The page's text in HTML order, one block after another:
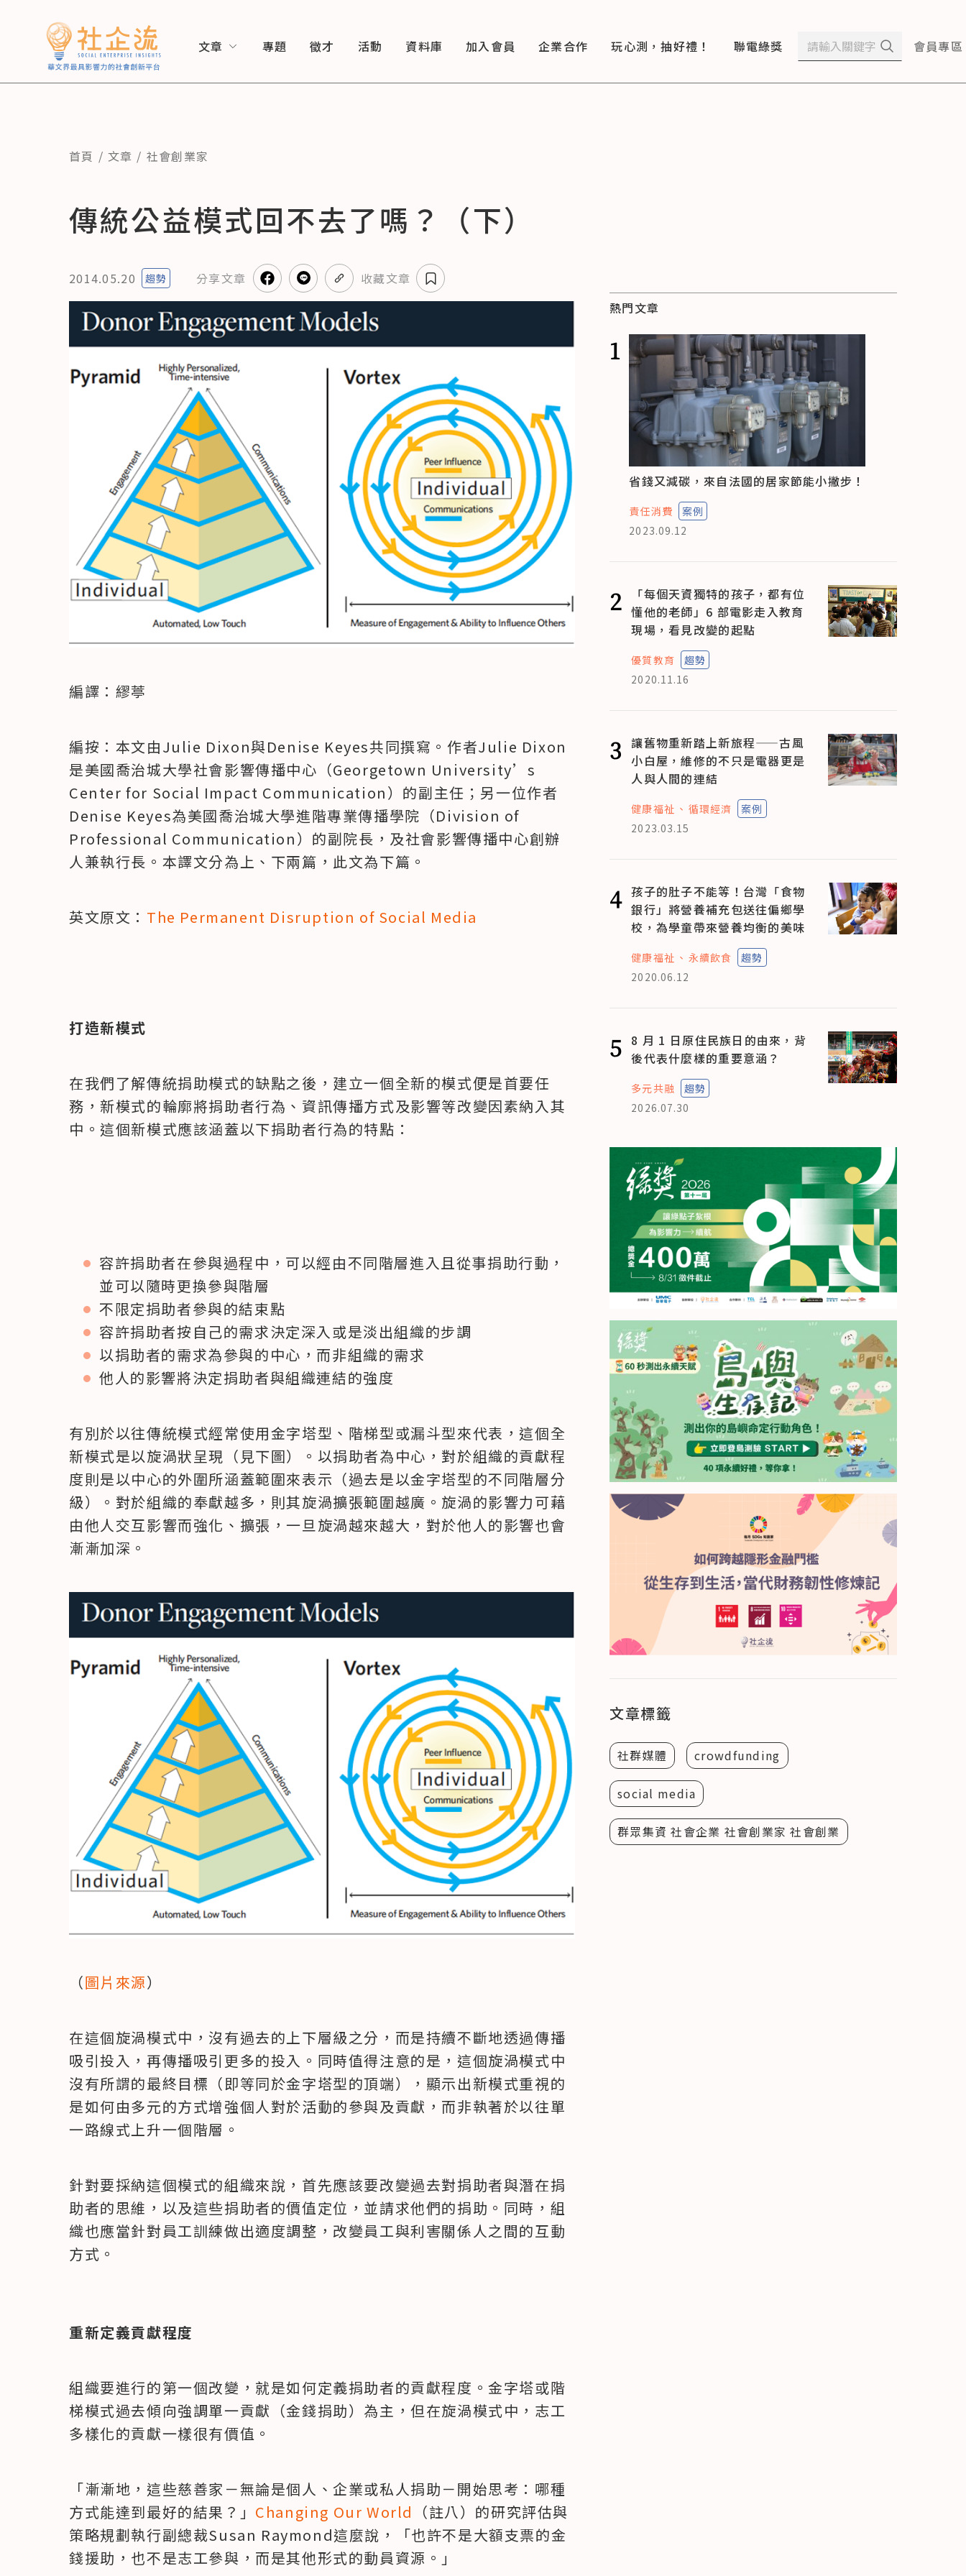
文章 專題 徵才 活動 資料庫 加入會員 企業合作 玩心測，抽好禮！ 聯電綠獎 會員專區
首頁 文章 社會創業家
傳統公益模式回不去了嗎？（下）
2014.05.20 趨勢 分享文章 收藏文章
編譯：繆葶
編按：本文由Julie Dixon與Denise Keyes共同撰寫。作者Julie Dixon
是美國喬治城大學社會影響傳播中心（Georgetown University’s
Center for Social Impact Communication）的副主任；另一位作者
Denise Keyes為美國喬治城大學進階專業傳播學院（Division of
Professional Communication）的副院長，及社會影響傳播中心創辦
人兼執行長。本譯文分為上、下兩篇，此文為下篇。
英文原文： The Permanent Disruption of Social Media
打造新模式
在我們了解傳統捐助模式的缺點之後，建立一個全新的模式便是首要任
務，新模式的輪廓將捐助者行為、資訊傳播方式及影響等改變因素納入其
中。這個新模式應該涵蓋以下捐助者行為的特點：
容許捐助者在參與過程中，可以經由不同階層進入且從事捐助行動，
並可以隨時更換參與階層
不限定捐助者參與的結束點
容許捐助者按自己的需求決定深入或是淡出組織的步調
以捐助者的需求為參與的中心，而非組織的需求
他人的影響將決定捐助者與組織連結的強度
有別於以往傳統模式經常使用金字塔型、階梯型或漏斗型來代表，這個全
新模式是以旋渦狀呈現（見下圖）。以捐助者為中心，對於組織的貢獻程
度則是以中心的外圍所涵蓋範圍來表示（過去是以金字塔型的不同階層分
級）。對於組織的奉獻越多，則其旋渦擴張範圍越廣。旋渦的影響力可藉
由他人交互影響而強化、擴張，一旦旋渦越來越大，對於他人的影響也會
漸漸加深。
（圖片來源）
在這個旋渦模式中，沒有過去的上下層級之分，而是持續不斷地透過傳播
吸引投入，再傳播吸引更多的投入。同時值得注意的是，這個旋渦模式中
沒有所謂的最終目標（即等同於金字塔型的頂端），顯示出新模式重視的
是如何由多元的方式增強個人對於活動的參與及貢獻，而非執著於以往單
一路線式上升一個階層。
針對要採納這個模式的組織來說，首先應該要改變過去對捐助者與潛在捐
助者的思維，以及這些捐助者的價值定位，並請求他們的捐助。同時，組
織也應當針對員工訓練做出適度調整，改變員工與利害關係人之間的互動
方式。
重新定義貢獻程度
組織要進行的第一個改變，就是如何定義捐助者的貢獻程度。金字塔或階
梯模式過去傾向強調單一貢獻（金錢捐助）為主，但在旋渦模式中，志工
多樣化的貢獻一樣很有價值。
「漸漸地，這些慈善家－無論是個人、企業或私人捐助－開始思考：哪種
方式能達到最好的結果？」 Changing Our World
（註八）的研究評估與
策略規劃執行副總裁Susan Raymond這麼說，「也許不是大額支票的金
錢援助，也不是志工參與，而是其他形式的動員資源。」
熱門文章
1
省錢又減碳，來自法國的居家節能小撇步！
責任消費
案例
2023.09.12
2
「每個天資獨特的孩子，都有位
懂他的老師」6 部電影走入教育
現場，看見改變的起點
優質教育
趨勢
2020.11.16
3
讓舊物重新踏上新旅程——古風
小白屋，維修的不只是電器更是
人與人間的連結
健康福祉 循環經濟
案例
2023.03.15
4 孩子的肚子不能等！台灣「食物
銀行」將營養補充包送往偏鄉學
校，為學童帶來營養均衡的美味
健康福祉 永續飲食
趨勢
2020.06.12
5 8 月 1 日原住民族日的由來，背
後代表什麼樣的重要意涵？
多元共融
趨勢
2026.07.30
文章標籤
社群媒體 crowdfunding
social media
群眾集資 社會企業 社會創業家 社會創業